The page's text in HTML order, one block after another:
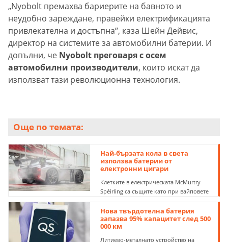
„Nyobolt премахва бариерите на бавното и
неудобно зареждане, правейки електрификацията
привлекателна и достъпна“, каза Шейн Дейвис,
директор на системите за автомобилни батерии. И
допълни, че Nyobolt преговаря с осем
автомобилни производители, които искат да
използват тази революционна технология.
Още по темата:
Най-бързата кола в света
използва батерии от
електронни цигари
Клетките в електрическата McMurtry
Spéirling са същите като при вайповете
Нова твърдотелна батерия
запазва 95% капацитет след 500
000 км
Литиево-металнато устройство на